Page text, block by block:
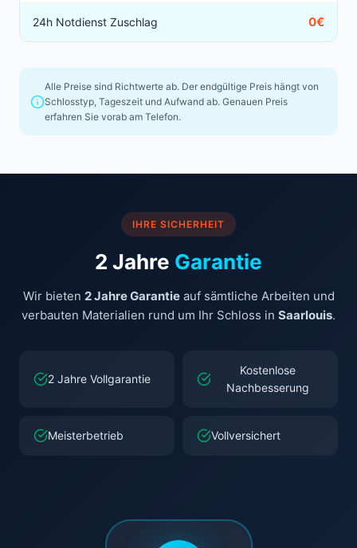
24h Notdienst Zuschlag 0€
Alle Preise sind Richtwerte ab. Der endgültige Preis hängt von
Schlosstyp, Tageszeit und Aufwand ab. Genauen Preis
erfahren Sie vorab am Telefon.
IHRE SICHERHEIT
2 Jahre Garantie
Wir bieten 2 Jahre Garantieauf sämtliche Arbeiten und
verbauten Materialien rund um Ihr Schloss in Saarlouis.
2 Jahre Vollgarantie
Kostenlose
Nachbesserung
Meisterbetrieb Vollversichert